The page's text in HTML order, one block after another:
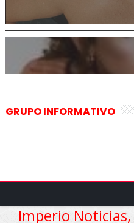
GRUPO INFORMATIVO
Imperio Noticias,